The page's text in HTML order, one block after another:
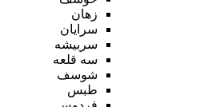
زهان
سرایان
سربیشه
سه قلعه
شوسف
طبس